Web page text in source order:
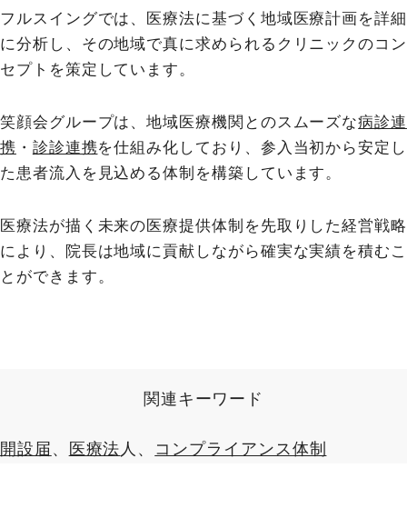
フルスイングでは、医療法に基づく地域医療計画を詳細
に分析し、その地域で真に求められるクリニックのコン
セプトを策定しています。
笑顔会グループは、地域医療機関とのスムーズな病診連
携 ・ 診診連携を仕組み化しており、参入当初から安定し
た患者流入を見込める体制を構築しています。
医療法が描く未来の医療提供体制を先取りした経営戦略
により、院長は地域に貢献しながら確実な実績を積むこ
とができます。
関連キーワード
開設届、 医療法 人、 コンプライアンス体制